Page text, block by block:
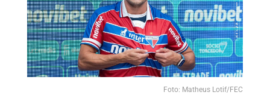
Foto: Matheus Lotif/FEC